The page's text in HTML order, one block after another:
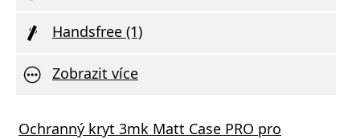
Handsfree (1)
Zobrazit více
Ochranný kryt 3mk Matt Case PRO pro